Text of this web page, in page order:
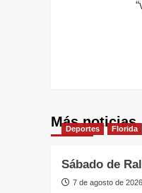
Más noticias
Deportes Florida
Sábado de
7 de agosto de 2026